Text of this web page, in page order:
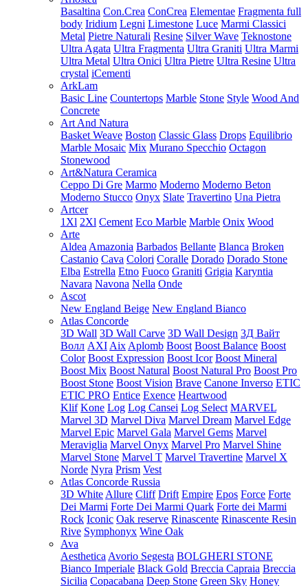
Basaltina Con.Crea ConCrea Elementae Fragmenta full
body Iridium Legni Limestone Luce Marmi Classici
Metal Pietre Naturali Resine Silver Wave Teknostone
Ultra Agata Ultra Fragmenta Ultra Graniti Ultra Marmi
Ultra Metal Ultra Onici Ultra Pietre Ultra Resine Ultra
crystal iCementi
ArkLam
Basic Line Countertops Marble Stone Style Wood And
Concrete
Art And Natura
Basket Weave Boston Classic Glass Drops Equilibrio
Marble Mosaic Mix Murano Specchio Octagon
Stonewood
Art&Natura Ceramica
Ceppo Di Gre Marmo Moderno Moderno Beton
Moderno Stucco Onyx Slate Travertino Una Pietra
Artcer
1Xl 2Xl Cement Eco Marble Marble Onix Wood
Arte
Aldea Amazonia Barbados Bellante Blanca Broken
Castanio Cava Colori Coralle Dorado Dorado Stone
Elba Estrella Etno Fuoco Graniti Grigia Karyntia
Navara Navona Nella Onde
Ascot
New England Beige New England Bianco
Atlas Concorde
3D Wall 3D Wall Carve 3D Wall Design 3Д Вайт
Волл AXI Aix Aplomb Boost Boost Balance Boost
Color Boost Expression Boost Icor Boost Mineral
Boost Mix Boost Natural Boost Natural Pro Boost Pro
Boost Stone Boost Vision Brave Canone Inverso ETIC
ETIC PRO Entice Exence Heartwood
Klif Kone Log Log Cansei Log Select MARVEL
Marvel 3D Marvel Diva Marvel Dream Marvel Edge
Marvel Epic Marvel Gala Marvel Gems Marvel
Meraviglia Marvel Onyx Marvel Pro Marvel Shine
Marvel Stone Marvel T Marvel Travertine Marvel X
Norde Nyra Prism Vest
Atlas Concorde Russia
3D White Allure Cliff Drift Empire Epos Force Forte
Dei Marmi Forte Dei Marmi Quark Forte dei Marmi
Rock Iconic Oak reserve Rinascente Rinascente Resin
Rive Symphonyx Wine Oak
Ava
Aesthetica Avorio Segesta BOLGHERI STONE
Bianco Imperiale Black Gold Breccia Capraia Breccia
Sicilia Copacabana Deep Stone Green Sky Honey